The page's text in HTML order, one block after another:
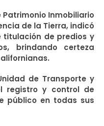
Patrimonio Inmobiliario
de la Tierra, indicó
titulación de predios y
brindando certeza
de Transporte y
registro y control de
público en todas sus